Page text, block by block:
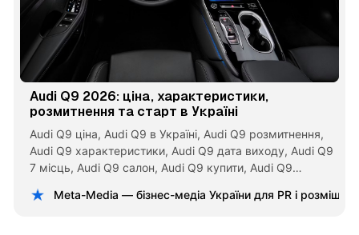
Audi Q9 2026: ціна, характеристики,
розмитнення та старт в Україні
Audi Q9 ціна, Audi Q9 в Україні, Audi Q9 розмитнення,
Audi Q9 характеристики, Audi Q9 дата виходу, Audi Q9
7 місць, Audi Q9 салон, Audi Q9 купити, Audi Q9
Audi Q9 2026, Audi Q9 Україна, Audi Q9 технічні
Meta-Media — бізнес-медіа України для PR і